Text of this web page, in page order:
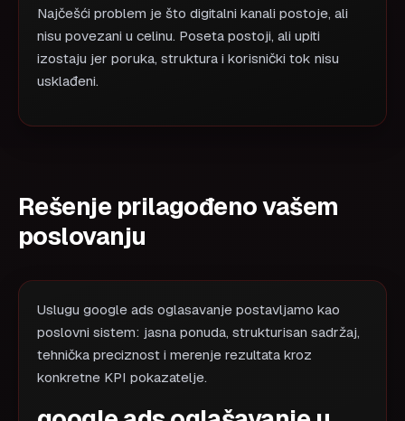
Najčešći problem je što digitalni kanali postoje, ali
nisu povezani u celinu. Poseta postoji, ali upiti
izostaju jer poruka, struktura i korisnički tok nisu
usklađeni.
Rešenje prilagođeno vašem
poslovanju
Uslugu google ads oglasavanje postavljamo kao
poslovni sistem: jasna ponuda, strukturisan sadržaj,
tehnička preciznost i merenje rezultata kroz
konkretne KPI pokazatelje.